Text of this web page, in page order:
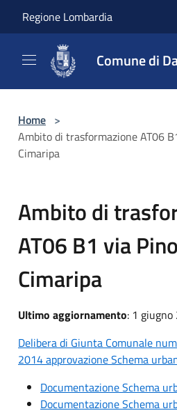
Regione Lombardia
Comune di
Home >
Ambito di trasformazione AT06
Cimaripa
Ambito di
AT06 B1 via
Cimaripa
Ultimo aggiornamento: 1
Delibera di Giunta Comunale
2014 approvazione Schema
Documentazione Schema
Documentazione Schema